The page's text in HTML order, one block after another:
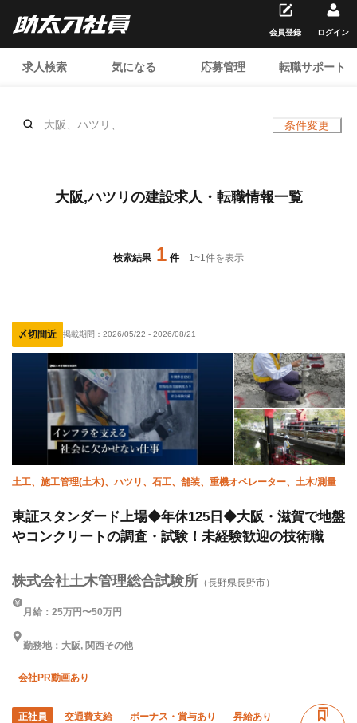
求人検索 気になる 応募管理 転職サポート
会員登録 ログイン
大阪、ハツリ、 条件変更
大阪,ハツリの建設求人・転職情報一覧
検索結果 1 件 1~1件を表示
〆切間近 掲載期間： 2026/05/22 - 2026/08/21
土工、施工管理(土木)、ハツリ、石工、舗装、重機オペレーター、土木/測量
東証スタンダード上場◆年休125日◆大阪・滋賀で地盤
やコンクリートの調査・試験！未経験歓迎の技術職
株式会社土木管理総合試験所 （長野県長野市）
月給：25万円〜50万円
勤務地：大阪, 関西その他
会社PR動画あり
正社員 交通費支給 ボーナス・賞与あり 昇給あり